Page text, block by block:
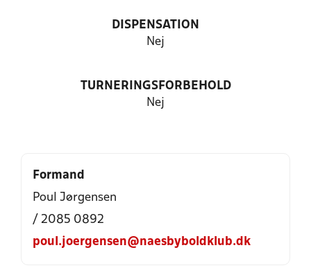
DISPENSATION
Nej
TURNERINGSFORBEHOLD
Nej
Formand
Poul Jørgensen
/ 2085 0892
poul.joergensen@naesbyboldklub.dk